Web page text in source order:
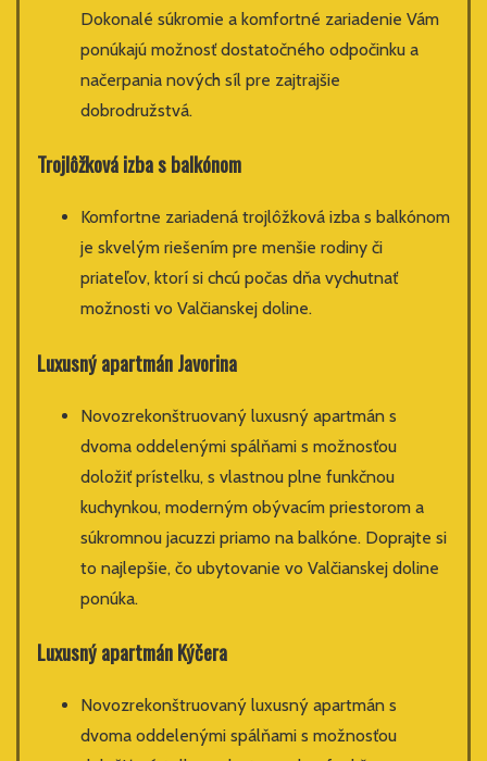
Dokonalé súkromie a komfortné zariadenie Vám
ponúkajú možnosť dostatočného odpočinku a
načerpania nových síl pre zajtrajšie
dobrodružstvá.
Trojlôžková izba s balkónom
Komfortne zariadená trojlôžková izba s balkónom
je skvelým riešením pre menšie rodiny či
priateľov, ktorí si chcú počas dňa vychutnať
možnosti vo Valčianskej doline.
Luxusný apartmán Javorina
Novozrekonštruovaný luxusný apartmán s
dvoma oddelenými spálňami s možnosťou
doložiť prístelku, s vlastnou plne funkčnou
kuchynkou, moderným obývacím priestorom a
súkromnou jacuzzi priamo na balkóne. Doprajte si
to najlepšie, čo ubytovanie vo Valčianskej doline
ponúka.
Luxusný apartmán Kýčera
Novozrekonštruovaný luxusný apartmán s
dvoma oddelenými spálňami s možnosťou